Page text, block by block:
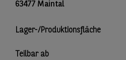
63477 Maintal
Lager-/Produktionsfläche
Teilbar ab